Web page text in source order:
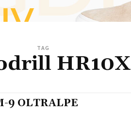
TAG
HR10X
9 OLTRALPE